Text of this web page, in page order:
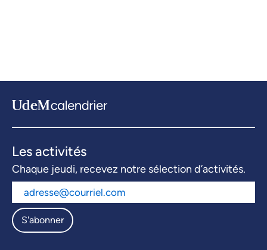
Les activités
Chaque jeudi, recevez notre sélection d’activités.
S'abonner